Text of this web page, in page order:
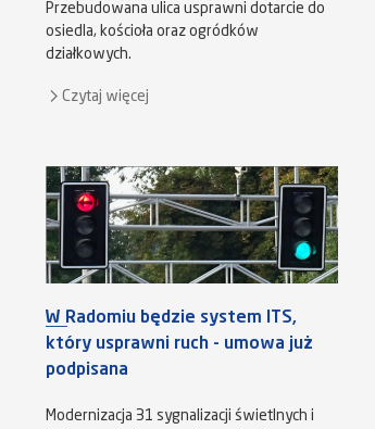
Przebudowana ulica usprawni dotarcie do
osiedla, kościoła oraz ogródków
działkowych.
Czytaj więcej
W Radomiu będzie system ITS,
który usprawni ruch - umowa już
podpisana
Modernizacja 31 sygnalizacji świetlnych i